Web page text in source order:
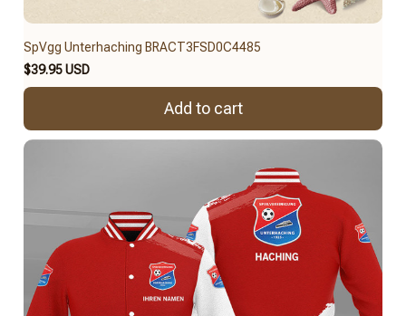
SpVgg Unterhaching BRACT3FSD0C4485
$39.95 USD
Add to cart